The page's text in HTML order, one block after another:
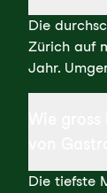
Die
Zürich auf
Jahr.
Die tiefste